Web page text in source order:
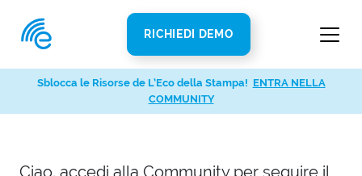
RICHIEDI DEMO
Ciao, accedi alla Community per seguire il
Sblocca le Risorse de L’Eco della Stampa! ENTRA NELLA
COMMUNITY